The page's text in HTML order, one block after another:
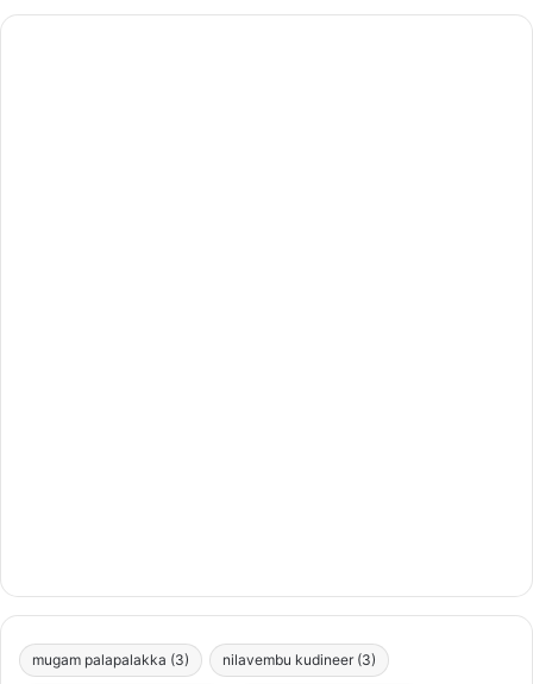
mugam palapalakka (3) nilavembu kudineer (3)